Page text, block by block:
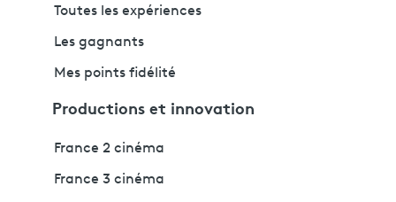
Toutes les expériences
Les gagnants
Mes points fidélité
Productions et innovation
France 2 cinéma
France 3 cinéma